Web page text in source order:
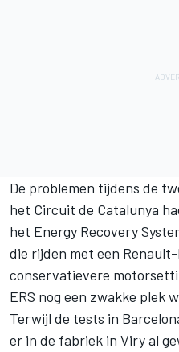
De problemen tijdens de
het Circuit de Catalunya
het Energy Recovery
die rijden met een
conservatievere
ERS nog een zwakke plek
Terwijl de tests in
er in de fabriek in Viry al